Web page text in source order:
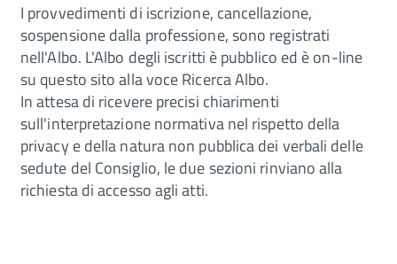
I provvedimenti di iscrizione, cancellazione,
sospensione dalla professione, sono registrati
nell'Albo. L'Albo degli iscritti è pubblico ed è on-line
su questo sito alla voce Ricerca Albo.
In attesa di ricevere precisi chiarimenti
sull'interpretazione normativa nel rispetto della
privacy e della natura non pubblica dei verbali delle
sedute del Consiglio, le due sezioni rinviano alla
richiesta di accesso agli atti.